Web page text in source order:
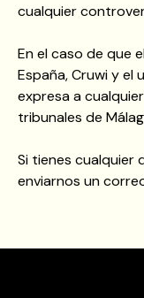
cualquier
En el caso de que
España, Cruwi y el
expresa a
tribunales de
Si tienes cualquier
enviarnos un